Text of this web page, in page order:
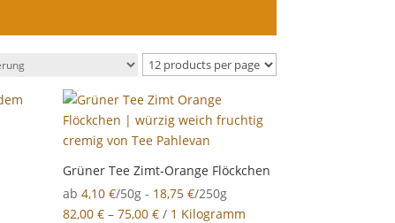
Grüner Tee Zimt-Orange Flöckchen
ab4,10€/50g - 18,75€/250g
82,00€ –75,00€ / 1 Kilogramm